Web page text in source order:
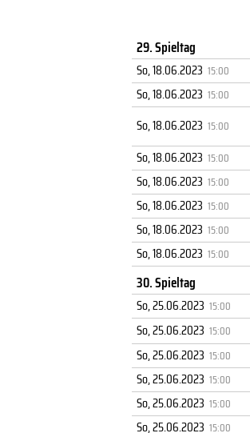
29. Spieltag
So, 18.06.2023 15:00
So, 18.06.2023 15:00
So, 18.06.2023 15:00
So, 18.06.2023 15:00
So, 18.06.2023 15:00
So, 18.06.2023 15:00
So, 18.06.2023 15:00
So, 18.06.2023 15:00
30. Spieltag
So, 25.06.2023 15:00
So, 25.06.2023 15:00
So, 25.06.2023 15:00
So, 25.06.2023 15:00
So, 25.06.2023 15:00
So, 25.06.2023 15:00